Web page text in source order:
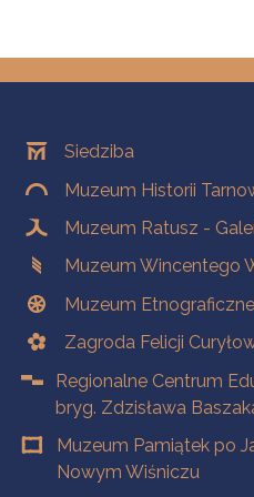
OddziałySiedziba
Muzeum Historii
Muzeum Ratusz -
Muzeum Wincentego
Muzeum Etnograficzne
Zagroda Felicji
Regionalne Centrum
bryg. Zdzisława
Muzeum Pamiątek po
Nowym Wiśniczu